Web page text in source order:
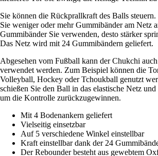
Sie können die Rückprallkraft des Balls
Sie weniger oder mehr Gummibänder am Netz
Gummibänder Sie verwenden, desto stärker
Das Netz wird mit 24 Gummibändern geliefert.
Abgesehen vom Fußball kann der Chukchi
verwendet werden. Zum Beispiel können die
Volleyball, Hockey oder Tchoukball genutzt
schießen Sie den Ball in das elastische Netz
um die Kontrolle zurückzugewinnen.
Mit 4 Bodenankern geliefert
Vielseitig einsetzbar
Auf 5 verschiedene Winkel einstellbar
Kraft einstellbar dank der 24
Der Rebounder besteht aus gewebtem